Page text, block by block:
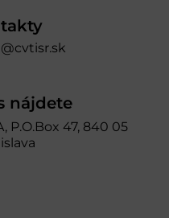
nájdete
P.O.Box 47, 840 05